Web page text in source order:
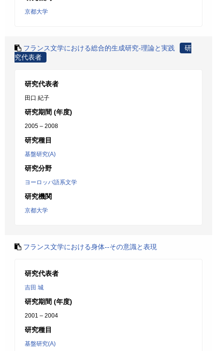
京都大学
フランス文学における総合的生成研究-理論と実践
研
究代表者
研究代表者
田口 紀子
研究期間 (年度)
2005 – 2008
研究種目
基盤研究(A)
研究分野
ヨーロッパ語系文学
研究機関
京都大学
フランス文学における身体--その意識と表現
研究代表者
吉田 城
研究期間 (年度)
2001 – 2004
研究種目
基盤研究(A)